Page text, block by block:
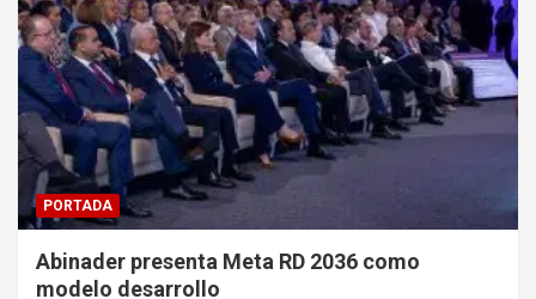
PORTADA
Abinader presenta Meta RD 2036 como
modelo desarrollo